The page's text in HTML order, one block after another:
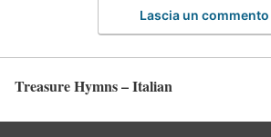
Lascia un commento
Treasure Hymns – Italian